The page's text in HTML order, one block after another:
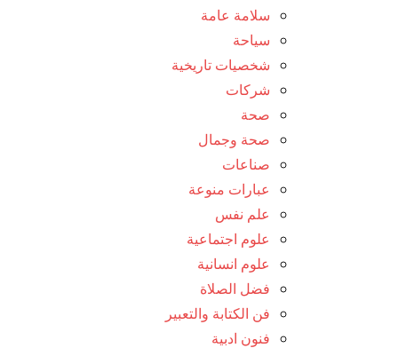
سلامة عامة
سياحة
شخصيات تاريخية
شركات
صحة
صحة وجمال
صناعات
عبارات منوعة
علم نفس
علوم اجتماعية
علوم انسانية
فضل الصلاة
فن الكتابة والتعبير
فنون ادبية